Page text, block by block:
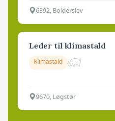
6392, Bolderslev
Leder til klimastald
Klimastald
9670, Løgstør